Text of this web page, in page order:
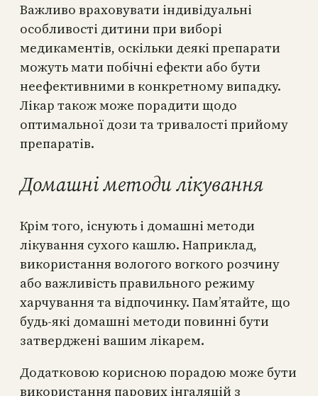
Важливо враховувати індивідуальні
особливості дитини при виборі
медикаментів, оскільки деякі препарати
можуть мати побічні ефекти або бути
неефективними в конкретному випадку.
Лікар також може порадити щодо
оптимальної дози та тривалості прийому
препаратів.
Домашні методи лікування
Крім того, існують і домашні методи
лікування сухого кашлю. Наприклад,
використання вологого вогкого розчину
або важливість правильного режиму
харчування та відпочинку. Пам’ятайте, що
будь-які домашні методи повинні бути
затверджені вашим лікарем.
Додатковою корисною порадою може бути
використання парових інгаляцій з